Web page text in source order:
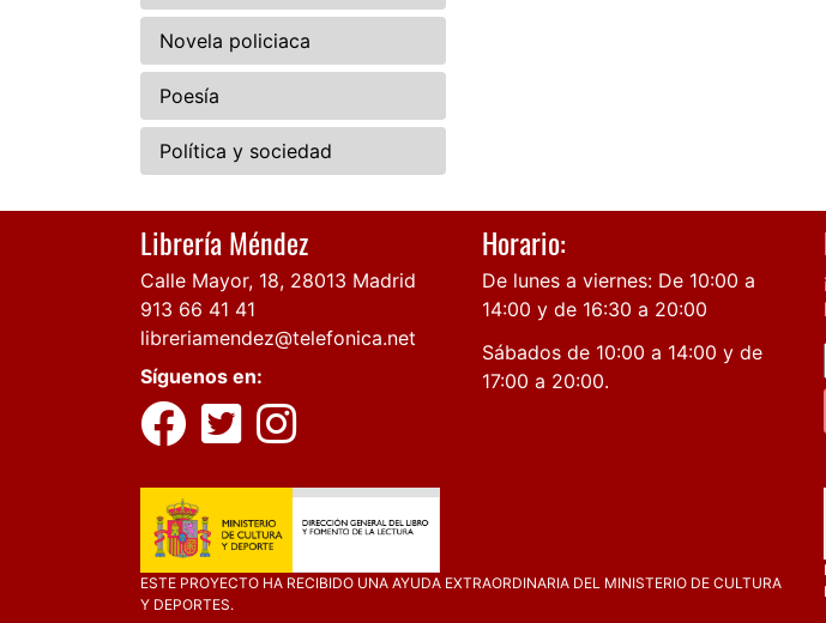
Novela policiaca
Poesía
Política y sociedad
Librería Méndez
Calle Mayor, 18, 28013 Madrid
913 66 41 41
libreriamendez@telefonica.net
Síguenos en:
Horario:
De lunes a viernes: De 10:00 a
14:00 y de 16:30 a 20:00
Sábados de 10:00 a 14:00 y de
17:00 a 20:00.
ESTE PROYECTO HA RECIBIDO UNA AYUDA EXTRAORDINARIA DEL MINISTERIO DE CULTURA
Y DEPORTES.